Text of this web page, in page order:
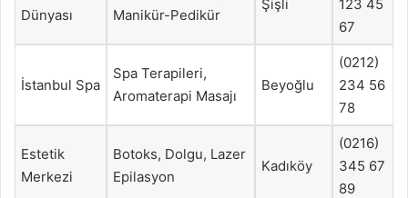
Dünyası
Manikür-Pedikür
Şişli
123 45
67
İstanbul Spa
Spa Terapileri,
Aromaterapi Masajı
Beyoğlu
(0212)
234 56
78
Estetik
Merkezi
Botoks, Dolgu, Lazer
Epilasyon
Kadıköy
(0216)
345 67
89